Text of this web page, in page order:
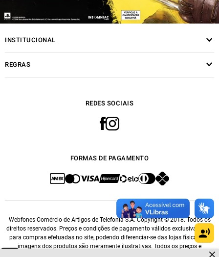
INSTITUCIONAL
REGRAS
REDES SOCIAIS
FORMAS DE PAGAMENTO
Webfones Comércio de Artigos de Telefonia S.A. Copyright © 2018. Todos os
direitos reservados. Preços e condições de pagamento válidos exclusivamente
para compras efetuadas no site, podendo diferenciar-se das lojas físicas. As
imagens dos produtos são meramente ilustrativas. Todos os preços e